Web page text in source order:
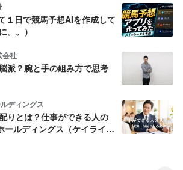
日で競馬予想AIを作成して
。。）
会社
派？腕と手の組み方で思考
ディングス
りとは？仕事ができる人の
ールディングス（ケイライ